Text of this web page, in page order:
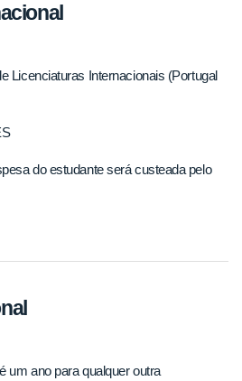
Licenciaturas Internacionais (Portugal
do estudante será custeada pelo
um ano para qualquer outra